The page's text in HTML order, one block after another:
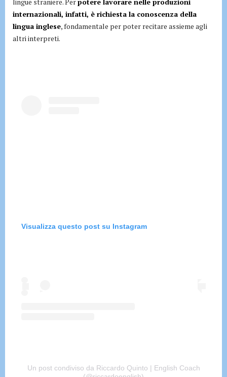
lingue straniere. Perpotere lavorare nelle produzioni
internazionali, infatti, è richiesta la conoscenza della
lingua inglese, fondamentale per poter recitare assieme agli
altri interpreti.
Visualizza questo post su Instagram
Un post condiviso da Riccardo Quinto | English Coach